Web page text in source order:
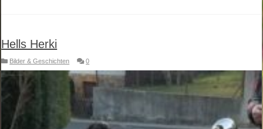
Hells Herki
Bilder & Geschichten 0